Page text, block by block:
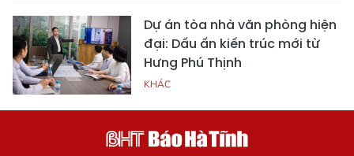
Dự án tòa nhà văn phòng hiện
đại: Dấu ấn kiến trúc mới từ
Hưng Phú Thịnh
KHÁC